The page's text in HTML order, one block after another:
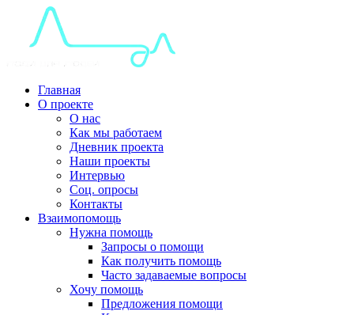
Главная
О проекте
О нас
Как мы работаем
Дневник проекта
Наши проекты
Интервью
Соц. опросы
Контакты
Взаимопомощь
Нужна помощь
Запросы о помощи
Как получить помощь
Часто задаваемые вопросы
Хочу помощь
Предложения помощи